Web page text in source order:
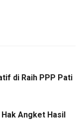
di Raih PPP Pati
Angket Hasil